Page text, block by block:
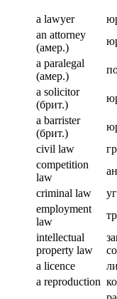
a lawyer
an attorney
(амер.)
a paralegal
(амер.)
a solicitor
(брит.)
a barrister
(брит.)
civil law
competition
law
criminal law
employment
law
intellectual
property law
a licence
a reproduction